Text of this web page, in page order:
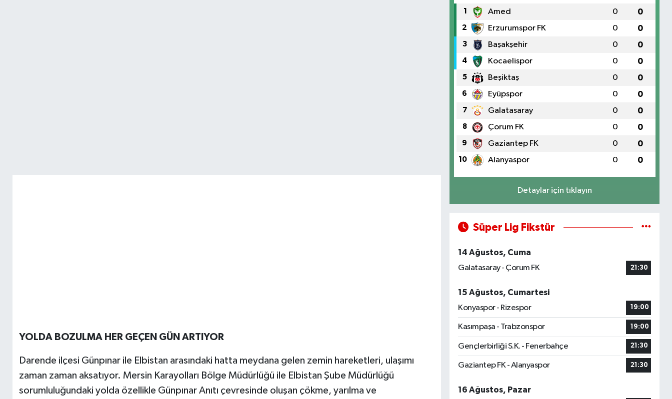
YOLDA BOZULMA HER GEÇEN GÜN ARTIYOR
Darende ilçesi Günpınar ile Elbistan arasındaki hatta meydana gelen zemin hareketleri, ulaşımı
zaman zaman aksatıyor. Mersin Karayolları Bölge Müdürlüğü ile Elbistan Şube Müdürlüğü
sorumluluğundaki yolda özellikle Günpınar Anıtı çevresinde oluşan çökme, yarılma ve
1 Amed 0 0
2 Erzurumspor FK 0 0
3 Başakşehir 0 0
4 Kocaelispor 0 0
5 Beşiktaş 0 0
6 Eyüpspor 0 0
7 Galatasaray 0 0
8 Çorum FK 0 0
9 Gaziantep FK 0 0
10 Alanyaspor 0 0
Detaylar için tıklayın
Süper Lig Fikstür
14 Ağustos, Cuma
Galatasaray - Çorum FK
21:30
15 Ağustos, Cumartesi
Konyaspor - Rizespor
19:00
Kasımpaşa - Trabzonspor 19:00
Gençlerbirliği S.K. - Fenerbahçe 21:30
Gaziantep FK - Alanyaspor 21:30
16 Ağustos, Pazar